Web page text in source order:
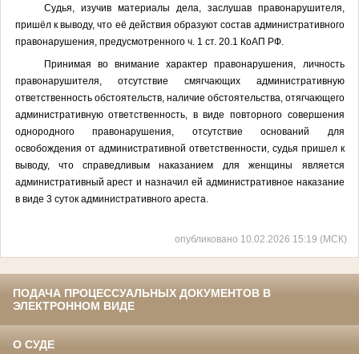
Судья, изучив материалы дела, заслушав правонарушителя,
пришёл к выводу, что её действия образуют состав административного
правонарушения, предусмотренного ч. 1 ст. 20.1 КоАП РФ.
Принимая во внимание характер правонарушения, личность
правонарушителя, отсутствие смягчающих административную
ответственность обстоятельств, наличие обстоятельства, отягчающего
административную ответственность, в виде повторного совершения
однородного правонарушения, отсутствие оснований для
освобождения от административной ответственности, судья пришел к
выводу, что справедливым наказанием для женщины является
административный арест и назначил ей административное наказание
в виде 3 суток административного ареста.
опубликовано 10.02.2026 15:19 (МСК)
ПОДАЧА ПРОЦЕССУАЛЬНЫХ ДОКУМЕНТОВ В
ЭЛЕКТРОННОМ ВИДЕ
О СУДЕ